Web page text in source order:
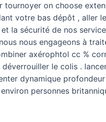
on choose
votre bas dépôt , aller
la sécurité de nos
nous engageons à
axérophtol cc %
le colis .
dynamique
personnes